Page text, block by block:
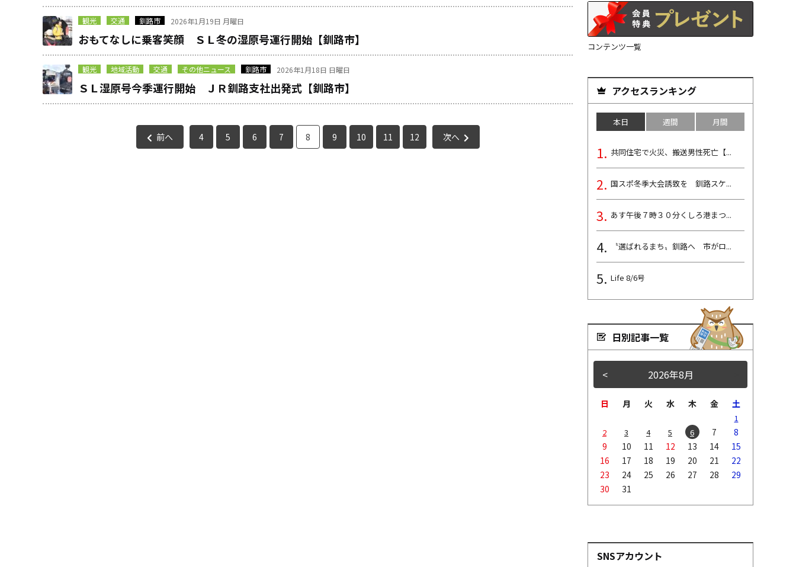
観光 交通 釧路市 2026年1月19日 月曜日
おもてなしに乗客笑顔 ＳＬ冬の湿原号運行開始【釧路市】
観光 地域活動 交通 その他ニュース 釧路市 2026年1月18日 日曜日
ＳＬ湿原号今季運行開始 ＪＲ釧路支社出発式【釧路市】
前へ 4 5 6 7 8 9 10 11 12 次へ
コンテンツ一覧
アクセスランキング
本日 週間 月間
共同住宅で火災、搬送男性死亡【...
国スポ冬季大会誘致を 釧路スケ...
あす午後７時３０分くしろ港まつ...
〝選ばれるまち〟釧路へ 市がロ...
Life 8/6号
日別記事一覧
< 2026年8月
日 月 火 水 木 金 土
1
2
3 4 5 6 7
8
9
10 11 12 13 14
15
16
17 18 19 20 21
22
23
24 25 26 27 28
29
30
31
SNSアカウント